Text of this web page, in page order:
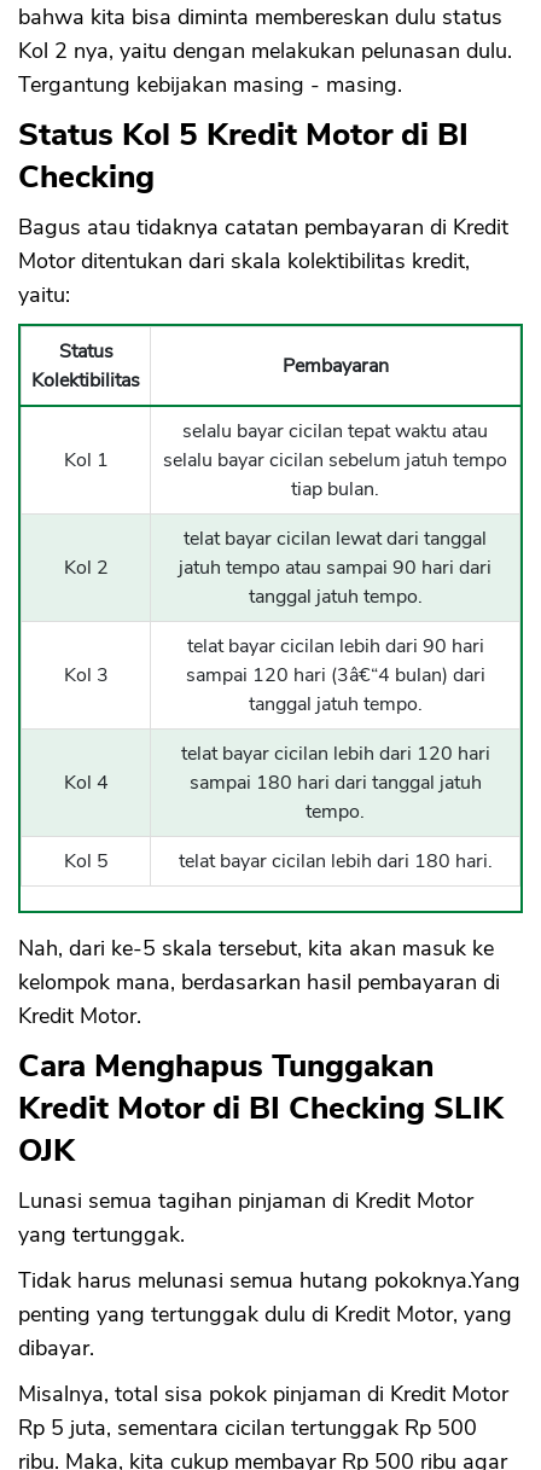
bahwa kita bisa diminta membereskan dulu status
Kol 2 nya, yaitu dengan melakukan pelunasan dulu.
Tergantung kebijakan masing - masing.
Status Kol 5 Kredit Motor di BI
Checking
Bagus atau tidaknya catatan pembayaran di Kredit
Motor ditentukan dari skala kolektibilitas kredit,
yaitu:
Status
Kolektibilitas
Pembayaran
Kol 1
selalu bayar cicilan tepat waktu atau
selalu bayar cicilan sebelum jatuh tempo
tiap bulan.
Kol 2
telat bayar cicilan lewat dari tanggal
jatuh tempo atau sampai 90 hari dari
tanggal jatuh tempo.
Kol 3
telat bayar cicilan lebih dari 90 hari
sampai 120 hari (3â€“4 bulan) dari
tanggal jatuh tempo.
Kol 4
telat bayar cicilan lebih dari 120 hari
sampai 180 hari dari tanggal jatuh
tempo.
Kol 5
telat bayar cicilan lebih dari 180 hari.
Nah, dari ke-5 skala tersebut, kita akan masuk ke
kelompok mana, berdasarkan hasil pembayaran di
Kredit Motor.
Cara Menghapus Tunggakan
Kredit Motor di BI Checking SLIK
OJK
Lunasi semua tagihan pinjaman di Kredit Motor
yang tertunggak.
Tidak harus melunasi semua hutang pokoknya.Yang
penting yang tertunggak dulu di Kredit Motor, yang
dibayar.
Misalnya, total sisa pokok pinjaman di Kredit Motor
Rp 5 juta, sementara cicilan tertunggak Rp 500
ribu. Maka, kita cukup membayar Rp 500 ribu agar
OK
CANCEL